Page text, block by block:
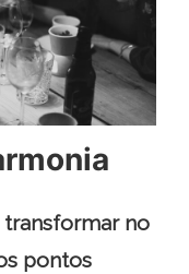
no
pontos